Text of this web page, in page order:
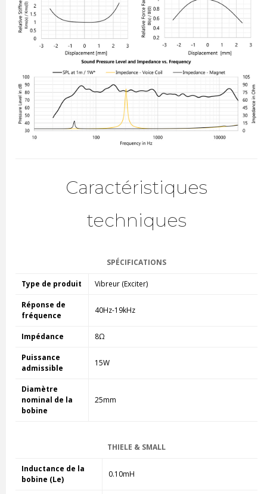
Caractéristiques
techniques
SPÉCIFICATIONS
Type de produit Vibreur (Exciter)
Réponse de
fréquence
40Hz-19kHz
Impédance 8Ω
Puissance
admissible
15W
Diamètre
nominal de la
bobine
25mm
THIELE & SMALL
Inductance de la
bobine (Le)
0.10mH